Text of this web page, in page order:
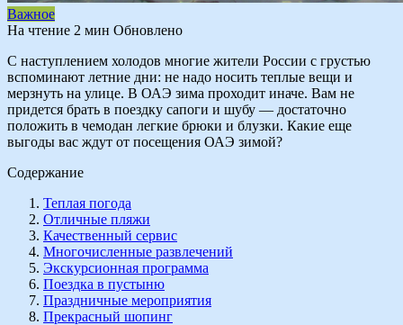
Важное
На чтение 2 мин Обновлено
С наступлением холодов многие жители России с грустью
вспоминают летние дни: не надо носить теплые вещи и
мерзнуть на улице. В ОАЭ зима проходит иначе. Вам не
придется брать в поездку сапоги и шубу — достаточно
положить в чемодан легкие брюки и блузки. Какие еще
выгоды вас ждут от посещения ОАЭ зимой?
Содержание
Теплая погода
Отличные пляжи
Качественный сервис
Многочисленные развлечений
Экскурсионная программа
Поездка в пустыню
Праздничные мероприятия
Прекрасный шопинг